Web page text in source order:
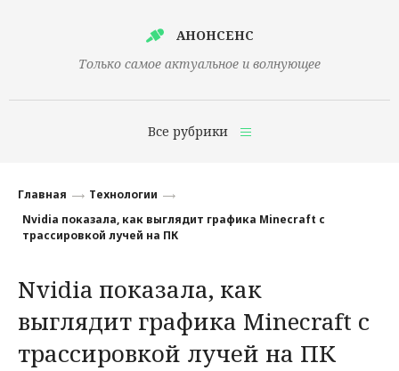
АНОНСЕНС
Только самое актуальное и волнующее
Все рубрики
Финансы
Наука
Культура
Общество
Главная
Технологии
Nvidia показала, как выглядит графика Minecraft с
трассировкой лучей на ПК
Nvidia показала, как
выглядит графика Minecraft с
трассировкой лучей на ПК